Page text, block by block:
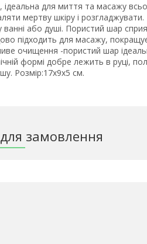
для миття та масажу
мертву шкіру і
або душі. Пористий шар
підходить для масажу,
очищення -пористий шар
формі добре лежить в руці,
Розмір:17x9x5 см.
замовлення